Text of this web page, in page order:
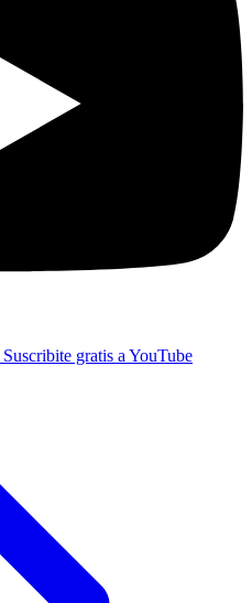
Suscribite gratis a YouTube